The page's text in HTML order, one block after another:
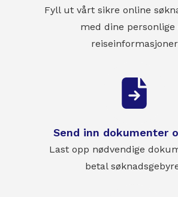
Fyll ut vårt sikre online
med dine personlige
reiseinformasjoner
Send inn dokumenter
Last opp nødvendige
betal